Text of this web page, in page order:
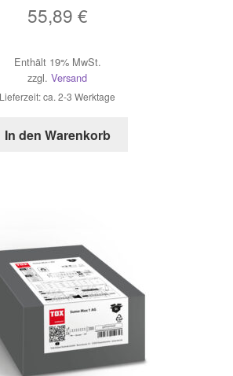
55,89 €
Enthält 19% MwSt.
zzgl. Versand
Lieferzeit: ca. 2-3 Werktage
In den Warenkorb